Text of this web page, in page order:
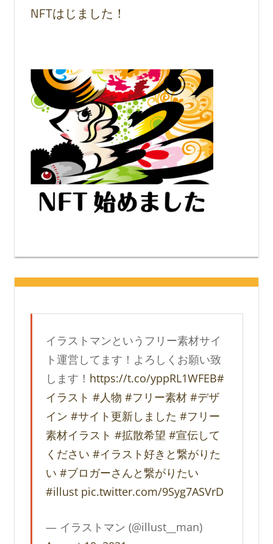
NFTはじました！
イラストマンというフリー素材サイ
ト運営してます！よろしくお願い致
します！ https://t.co/yppRL1WFEB#
イラスト #人物 #フリー素材 #デザ
イン #サイト更新しました #フリー
素材イラスト #拡散希望 #宣伝して
ください #イラスト好きと繋がりた
い #ブロガーさんと繋がりたい
#illust pic.twitter.com/9Syg7ASVrD
— イラストマン (@illust__man)